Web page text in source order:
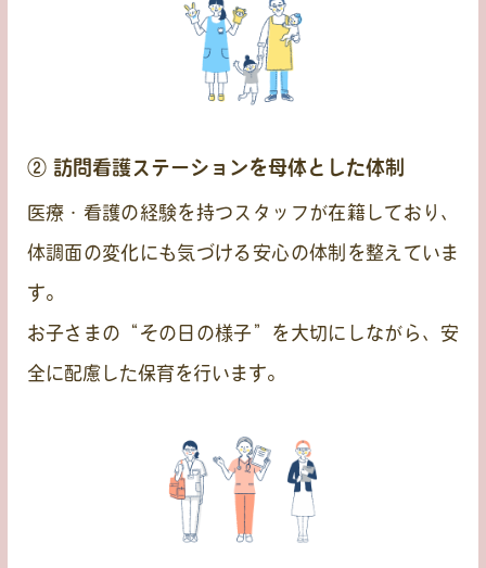
② 訪問看護ステーションを母体とした体制
医療・看護の経験を持つスタッフが在籍しており、
体調面の変化にも気づける安心の体制を整えていま
す。
お子さまの“その日の様子”を大切にしながら、安
全に配慮した保育を行います。